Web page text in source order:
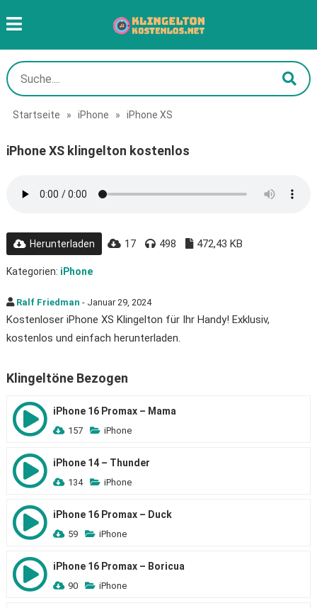
Startseite » iPhone » iPhone XS
iPhone XS klingelton kostenlos
Herunterladen 17 498 472,43 KB
Kategorien: iPhone
Ralf Friedman - Januar 29, 2024
Kostenloser iPhone XS Klingelton für Ihr Handy! Exklusiv,
kostenlos und einfach herunterladen.
Klingeltöne Bezogen
iPhone 16 Promax – Mama
157 iPhone
iPhone 14 – Thunder
134 iPhone
iPhone 16 Promax – Duck
59 iPhone
iPhone 16 Promax – Boricua
90 iPhone